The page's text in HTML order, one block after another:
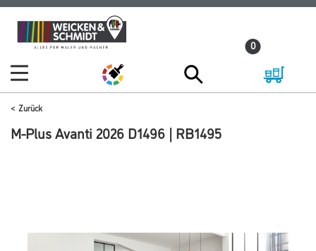
Zum
Inhalt
Zum
Navigationsmenü
0
Zurück
M-Plus Avanti 2026 D1496 | RB1495